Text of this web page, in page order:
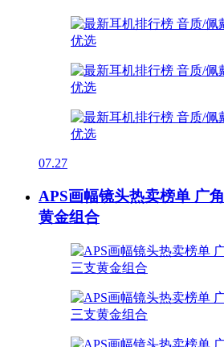
07.27
APS画幅镜头热卖榜单 广
黄金组合